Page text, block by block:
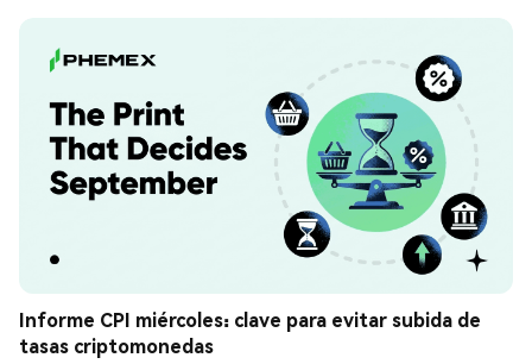
Informe CPI miércoles: clave para evitar subida de
tasas criptomonedas